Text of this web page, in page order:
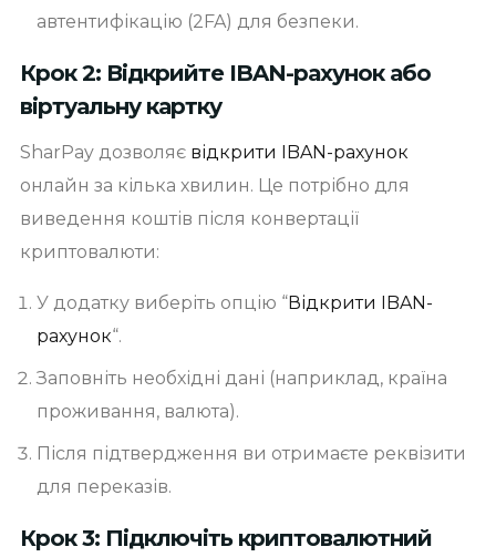
автентифікацію (2FA) для безпеки.
Крок 2: Відкрийте IBAN-рахунок або
віртуальну картку
SharPay дозволяє відкрити IBAN-рахунок
онлайн за кілька хвилин. Це потрібно для
виведення коштів після конвертації
криптовалюти:
У додатку виберіть опцію “Відкрити IBAN-
рахунок“.
Заповніть необхідні дані (наприклад, країна
проживання, валюта).
Після підтвердження ви отримаєте реквізити
для переказів.
Крок 3: Підключіть криптовалютний